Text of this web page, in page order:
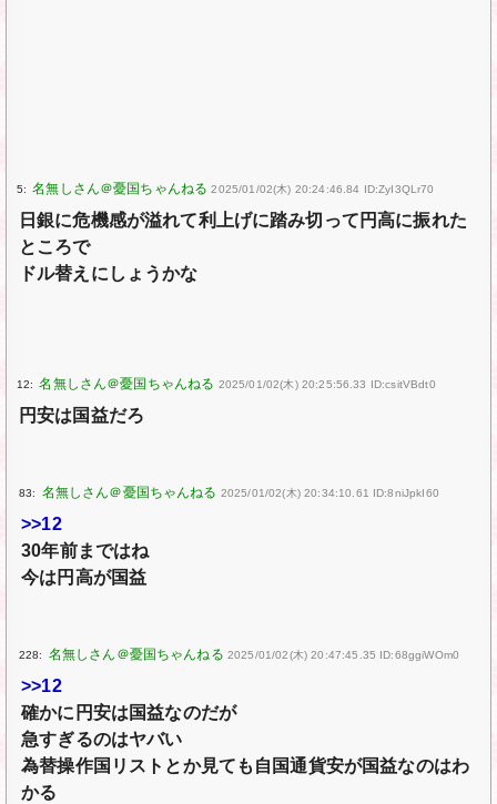
5: 2025/01/02(木) 20:24:46.84 ID:ZyI3QLr70
日銀に危機感が溢れて利上げに踏み切って円高に振れた
ところで
ドル替えにしょうかな
12: 2025/01/02(木) 20:25:56.33 ID:csitVBdt0
円安は国益だろ
83: 2025/01/02(木) 20:34:10.61 ID:8niJpkI60
>>12
30年前まではね
今は円高が国益
228: 2025/01/02(木) 20:47:45.35 ID:68ggiWOm0
>>12
確かに円安は国益なのだが
急すぎるのはヤバい
為替操作国リストとか見ても自国通貨安が国益なのはわ
かる